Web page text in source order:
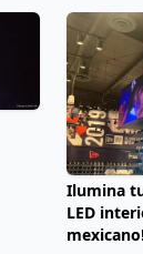
Ilumina
LED